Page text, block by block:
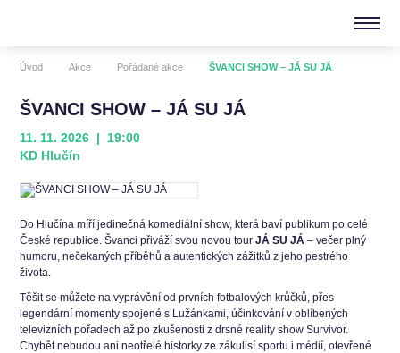
Úvod Akce Pořádané akce ŠVANCI SHOW – JÁ SU JÁ
ŠVANCI SHOW – JÁ SU JÁ
11. 11. 2026 | 19:00
KD Hlučín
Do Hlučína míří jedinečná komediální show, která baví publikum po celé
České republice. Švanci přiváží svou novou tourJÁ SU JÁ – večer plný
humoru, nečekaných příběhů a autentických zážitků z jeho pestrého
života.
Těšit se můžete na vyprávění od prvních fotbalových krůčků, přes
legendární momenty spojené s Lužánkami, účinkování v oblíbených
televizních pořadech až po zkušenosti z drsné reality show Survivor.
Chybět nebudou ani neotřelé historky ze zákulisí sportu i médií, otevřené